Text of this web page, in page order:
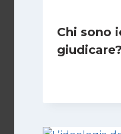
Chi sono
giudicare?